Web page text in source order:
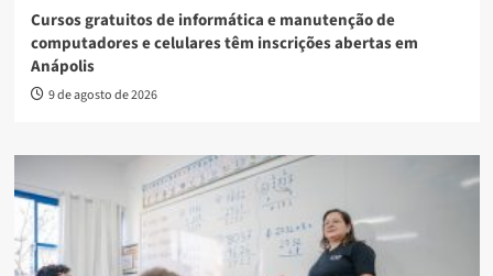
Cursos gratuitos de informática e manutenção de
computadores e celulares têm inscrições abertas em
Anápolis
9 de agosto de 2026